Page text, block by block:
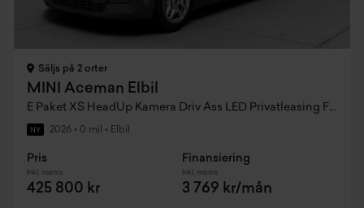
Säljs på 2 orter
MINI Aceman Elbil
E Paket XS HeadUp Kamera Driv Ass LED Privatleasing Fr. 3895:- / mån
NY 2026 • 0 mil • Elbil
Pris
Inkl. moms
425 800 kr
Finansiering
Inkl. moms
3 769 kr/mån